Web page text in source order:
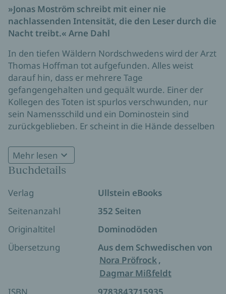
»Jonas Moström schreibt mit einer nie
nachlassenden Intensität, die den Leser durch die
Nacht treibt.« Arne Dahl
In den tiefen Wäldern Nordschwedens wird der Arzt
Thomas Hoffman tot aufgefunden. Alles weist
darauf hin, dass er mehrere Tage
gefangengehalten und gequält wurde. Einer der
Kollegen des Toten ist spurlos verschwunden, nur
sein Namensschild und ein Dominostein sind
zurückgeblieben. Er scheint in die Hände desselben
Psychiaterin Nathalie Svensson, Spezialistin für die
härtesten Fälle, wird nach Sundsvall gerufen.
die das Entführungsopfer lebend gesehen hat. Ist
sie in den Fall verwickelt?
»Es geht auch fast ohne Blut … und ist trotzdem
wahnsinnig spannend.« Oliver Steuck, WDR 2 Lesen
»Gut geschrieben und spannend mit einem
Mehr lesen
Buchdetails
Verlag
Ullstein eBooks
Seitenanzahl
352 Seiten
Originaltitel
Dominodöden
Übersetzung
Aus dem Schwedischen von
Nora Pröfrock,
Dagmar Mißfeldt